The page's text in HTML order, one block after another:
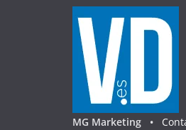
MG Marketing •